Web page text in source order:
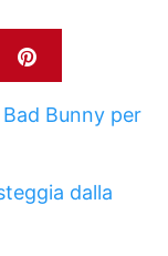
Bunny per
dalla